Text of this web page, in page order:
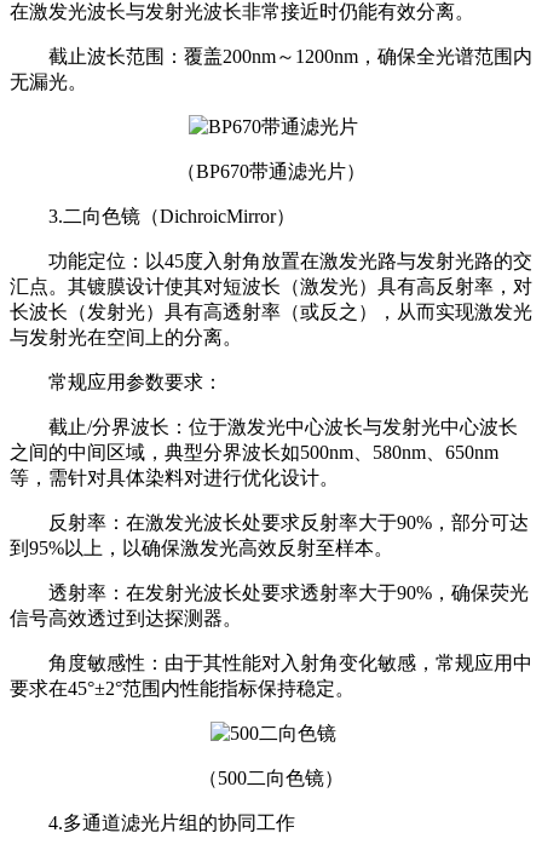
在激发光波长与发射光波长非常接近时仍能有效分离。
截止波长范围：覆盖200nm～1200nm，确保全光谱范围内
无漏光。
（BP670带通滤光片）
3.二向色镜（DichroicMirror）
功能定位：以45度入射角放置在激发光路与发射光路的交
汇点。其镀膜设计使其对短波长（激发光）具有高反射率，对
长波长（发射光）具有高透射率（或反之），从而实现激发光
与发射光在空间上的分离。
常规应用参数要求：
截止/分界波长：位于激发光中心波长与发射光中心波长
之间的中间区域，典型分界波长如500nm、580nm、650nm
等，需针对具体染料对进行优化设计。
反射率：在激发光波长处要求反射率大于90%，部分可达
到95%以上，以确保激发光高效反射至样本。
透射率：在发射光波长处要求透射率大于90%，确保荧光
信号高效透过到达探测器。
角度敏感性：由于其性能对入射角变化敏感，常规应用中
要求在45°±2°范围内性能指标保持稳定。
（500二向色镜）
4.多通道滤光片组的协同工作